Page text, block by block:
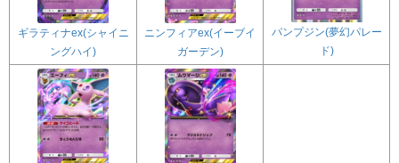
ギラティナex(シャイニ
ングハイ)
ニンフィアex(イーブイ
ガーデン)
パンプジン(夢幻パレー
ド)